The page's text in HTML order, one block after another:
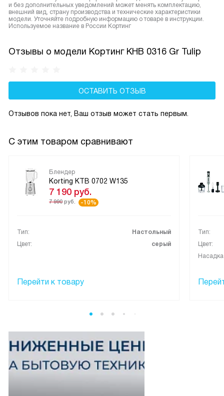
и без дополнительных уведомлений может менять комплектацию,
внешний вид, страну производства и технические характеристики
модели. Уточняйте подробную информацию о товаре в инструкции.
Используемое название в России Кортинг
Отзывы о модели Кортинг KHB 0316 Gr Tulip
ОСТАВИТЬ ОТЗЫВ
Отзывов пока нет, Ваш отзыв может стать первым.
С этим товаром сравнивают
Блендер
Korting KTB 0702 W135
7 190 руб.
7 990 руб. -10%
Тип:
Настольный
Цвет:
серый
Перейти к товару
Тип:
Цвет: